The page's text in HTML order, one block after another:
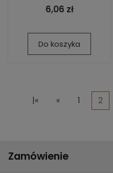
6,06 zł
Do koszyka
|« « 1 2
Zamówienie